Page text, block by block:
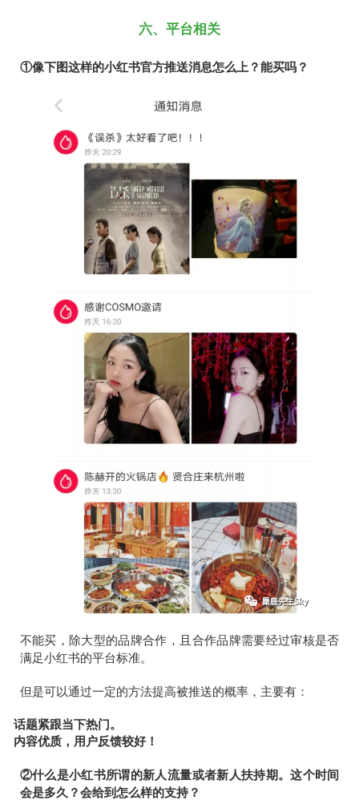
六、平台相关
①像下图这样的小红书官方推送消息怎么上？能买吗？
不能买，除大型的品牌合作，且合作品牌需要经过审核是否
满足小红书的平台标准。
但是可以通过一定的方法提高被推送的概率，主要有：
话题紧跟当下热门。
内容优质，用户反馈较好！
②什么是小红书所谓的新人流量或者新人扶持期。这个时间
会是多久？会给到怎么样的支持？